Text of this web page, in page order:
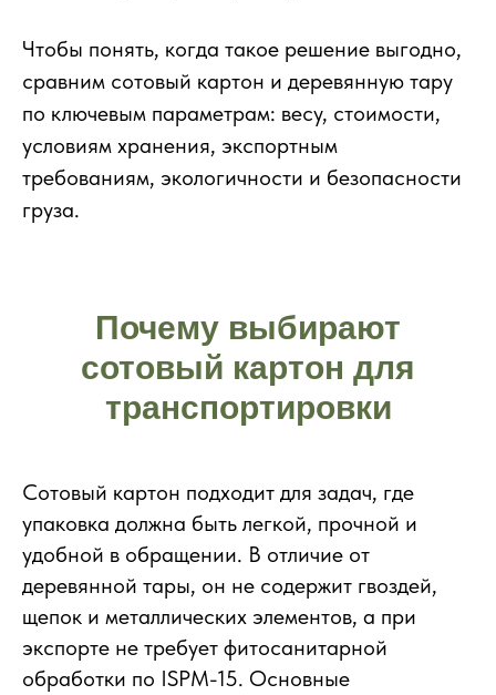
Чтобы понять, когда такое решение выгодно,
сравним сотовый картон и деревянную тару
по ключевым параметрам: весу, стоимости,
условиям хранения, экспортным
требованиям, экологичности и безопасности
груза.
Почему выбирают
сотовый картон для
транспортировки
Сотовый картон подходит для задач, где
упаковка должна быть легкой, прочной и
удобной в обращении. В отличие от
деревянной тары, он не содержит гвоздей,
щепок и металлических элементов, а при
экспорте не требует фитосанитарной
обработки по ISPM-15. Основные